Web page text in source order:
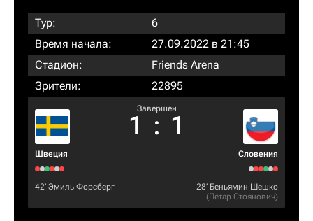
Тур:
6
Время начала:
27.09.2022 в 21:45
Стадион:
Friends Arena
Зрители:
22895
Швеция
Завершен
1 : 1
Словения
42‎’‎ Эмиль Форсберг 28‎’‎ Беньямин Шешко
(Петар Стоянович)